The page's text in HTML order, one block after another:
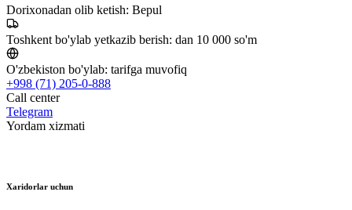
Dorixonadan olib ketish: Bepul
Toshkent bo'ylab yetkazib berish: dan 10 000 so'm
O'zbekiston bo'ylab: tarifga muvofiq
+998 (71) 205-0-888
Call center
Telegram
Yordam xizmati
Xaridorlar uchun